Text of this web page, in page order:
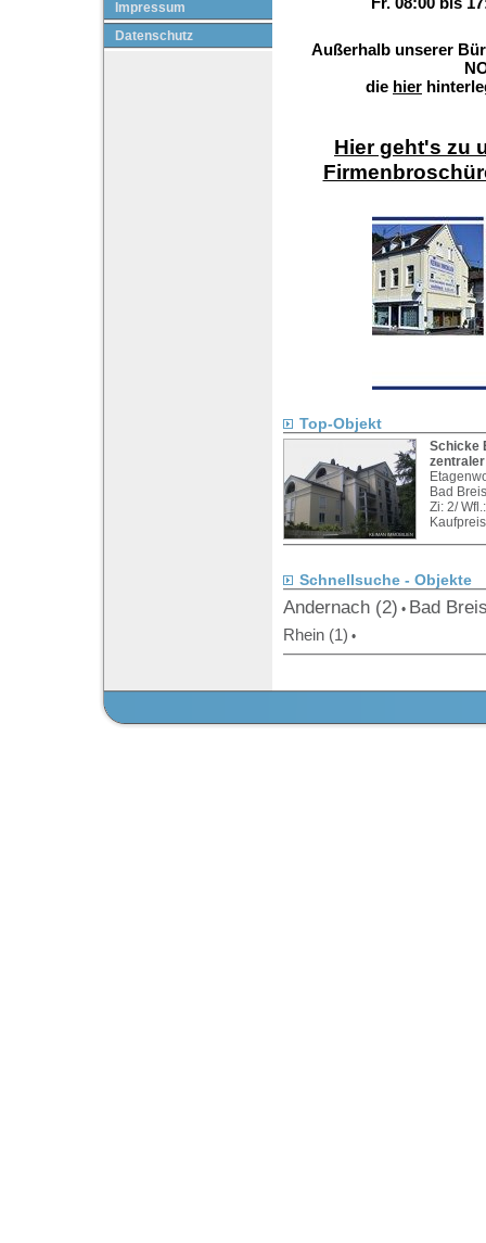
Impressum
Datenschutz
Außerhalb unserer
die hier
Hier geht's zu
Top-Objekt
Schicke
Bad
Zi: 2/
Schnellsuche - Objekte
Andernach (2) • Bad
Rhein (1) •